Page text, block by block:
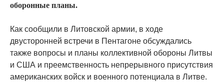
оборонные планы.
Как сообщили в Литовской армии, в ходе
двусторонней встречи в Пентагоне обсуждались
также вопросы и планы коллективной обороны Литвы
и США и преемственность непрерывного присутствия
американских войск и военного потенциала в Литве.